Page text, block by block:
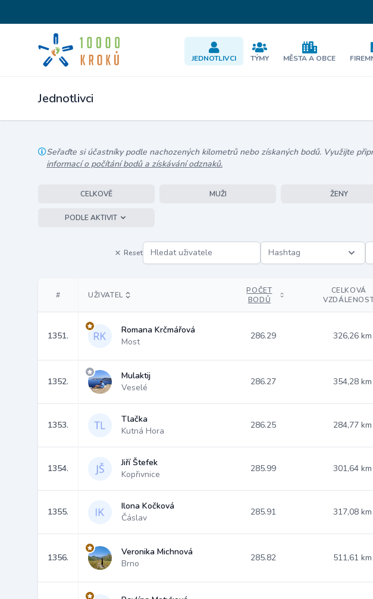
JEDNOTLIVCI TÝMY MĚSTA A OBCE
Jednotlivci
Seřaďte si účastníky podle nachozených kilometrů nebo získaných bodů. Využijte
informací o počítání bodů a získávání odznaků.
CELKOVĚ MUŽI ŽENY
PODLE AKTIVIT
Reset Hashtag
# UŽIVATEL
POČET
BODŮ
CELKOVÁ
1351.
Romana Krčmářová
Most
286.29 326,26 km
1352.
Mulaktij
Veselé
286.27 354,28 km
1353.
Tlačka
Kutná Hora
286.25 284,77 km
1354.
Jiří Štefek
Kopřivnice
285.99 301,64 km
1355.
Ilona Kočková
Čáslav
285.91 317,08 km
1356.
Veronika Michnová
Brno
285.82 511,61 km